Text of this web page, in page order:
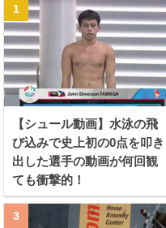
【シュール動画】水泳の飛
び込みで史上初の0点を叩き
出した選手の動画が何回観
ても衝撃的！